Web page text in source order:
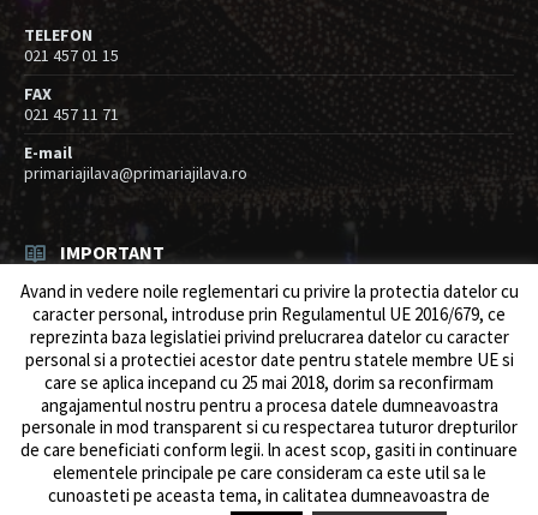
TELEFON
021 457 01 15
FAX
021 457 11 71
E-mail
primariajilava@primariajilava.ro
IMPORTANT
Anunt concurs
05/08/2026 inResurse umane / Achizitii
Intreruperi alimentare energie electrica
03/08/2026 Anunturi
© 2026 Primăria Comunei Jilava. Dev byows.ro
Avand in vedere noile reglementari cu privire la protectia datelor cu
caracter personal, introduse prin Regulamentul UE 2016/679, ce
reprezinta baza legislatiei privind prelucrarea datelor cu caracter
personal si a protectiei acestor date pentru statele membre UE si
care se aplica incepand cu 25 mai 2018, dorim sa reconfirmam
angajamentul nostru pentru a procesa datele dumneavoastra
personale in mod transparent si cu respectarea tuturor drepturilor
de care beneficiati conform legii. ln acest scop, gasiti in continuare
elementele principale pe care consideram ca este util sa le
cunoasteti pe aceasta tema, in calitatea dumneavoastra de